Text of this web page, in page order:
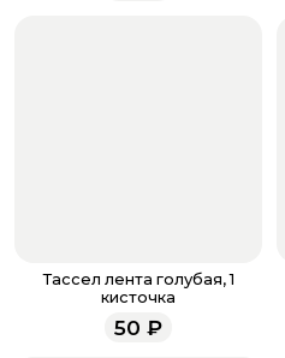
звоните по номеру
напишите WhatsApp
+7
менеджеры работают
всегда рады
Тассел лента голубая, 1
кисточка
50 ₽